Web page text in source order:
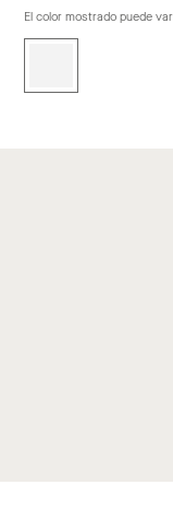
El color mostrado puede